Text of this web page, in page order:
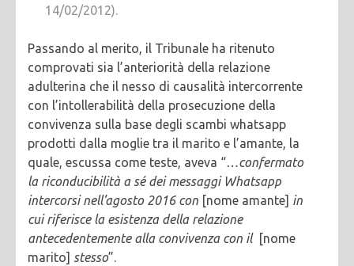
14/02/2012).
Passando al merito, il Tribunale ha ritenuto
comprovati sia l’anteriorità della relazione
adulterina che il nesso di causalità intercorrente
con l’intollerabilità della prosecuzione della
convivenza sulla base degli scambi whatsapp
prodotti dalla moglie tra il marito e l’amante, la
quale, escussa come teste, aveva “…confermato
la riconducibilità a sé dei messaggi Whatsapp
intercorsi nell’agosto 2016 con [nome amante] in
cui riferisce la esistenza della relazione
antecedentemente alla convivenza con il [nome
marito] stesso”.